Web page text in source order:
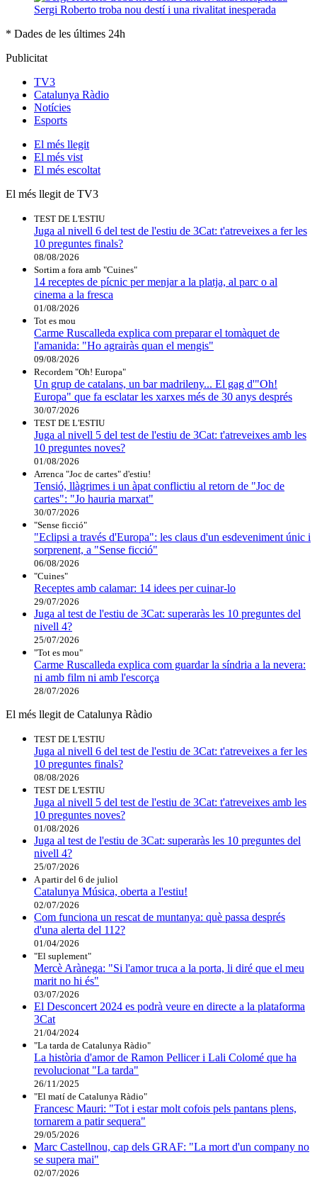
Sergi Roberto troba nou destí i una rivalitat inesperada
* Dades de les últimes 24h
Publicitat
TV3
Catalunya Ràdio
Notícies
Esports
El més llegit
El més vist
El més escoltat
El més llegit de TV3
TEST DE L'ESTIU
Juga al nivell 6 del test de l'estiu de 3Cat: t'atreveixes a fer les
10 preguntes finals?
08/08/2026
Sortim a fora amb "Cuines"
14 receptes de pícnic per menjar a la platja, al parc o al
cinema a la fresca
01/08/2026
Tot es mou
Carme Ruscalleda explica com preparar el tomàquet de
l'amanida: "Ho agrairàs quan el mengis"
09/08/2026
Recordem "Oh! Europa"
Un grup de catalans, un bar madrileny... El gag d'"Oh!
Europa" que fa esclatar les xarxes més de 30 anys després
30/07/2026
TEST DE L'ESTIU
Juga al nivell 5 del test de l'estiu de 3Cat: t'atreveixes amb les
10 preguntes noves?
01/08/2026
Arrenca "Joc de cartes" d'estiu!
Tensió, llàgrimes i un àpat conflictiu al retorn de "Joc de
cartes": "Jo hauria marxat"
30/07/2026
"Sense ficció"
"Eclipsi a través d'Europa": les claus d'un esdeveniment únic i
sorprenent, a "Sense ficció"
06/08/2026
"Cuines"
Receptes amb calamar: 14 idees per cuinar-lo
29/07/2026
Juga al test de l'estiu de 3Cat: superaràs les 10 preguntes del
nivell 4?
25/07/2026
"Tot es mou"
Carme Ruscalleda explica com guardar la síndria a la nevera:
ni amb film ni amb l'escorça
28/07/2026
El més llegit de Catalunya Ràdio
TEST DE L'ESTIU
Juga al nivell 6 del test de l'estiu de 3Cat: t'atreveixes a fer les
10 preguntes finals?
08/08/2026
TEST DE L'ESTIU
Juga al nivell 5 del test de l'estiu de 3Cat: t'atreveixes amb les
10 preguntes noves?
01/08/2026
Juga al test de l'estiu de 3Cat: superaràs les 10 preguntes del
nivell 4?
25/07/2026
A partir del 6 de juliol
Catalunya Música, oberta a l'estiu!
02/07/2026
Com funciona un rescat de muntanya: què passa després
d'una alerta del 112?
01/04/2026
"El suplement"
Mercè Arànega: "Si l'amor truca a la porta, li diré que el meu
marit no hi és"
03/07/2026
El Desconcert 2024 es podrà veure en directe a la plataforma
3Cat
21/04/2024
"La tarda de Catalunya Ràdio"
La història d'amor de Ramon Pellicer i Lali Colomé que ha
revolucionat "La tarda"
26/11/2025
"El matí de Catalunya Ràdio"
Francesc Mauri: "Tot i estar molt cofois pels pantans plens,
tornarem a patir sequera"
29/05/2026
Marc Castellnou, cap dels GRAF: "La mort d'un company no
se supera mai"
02/07/2026